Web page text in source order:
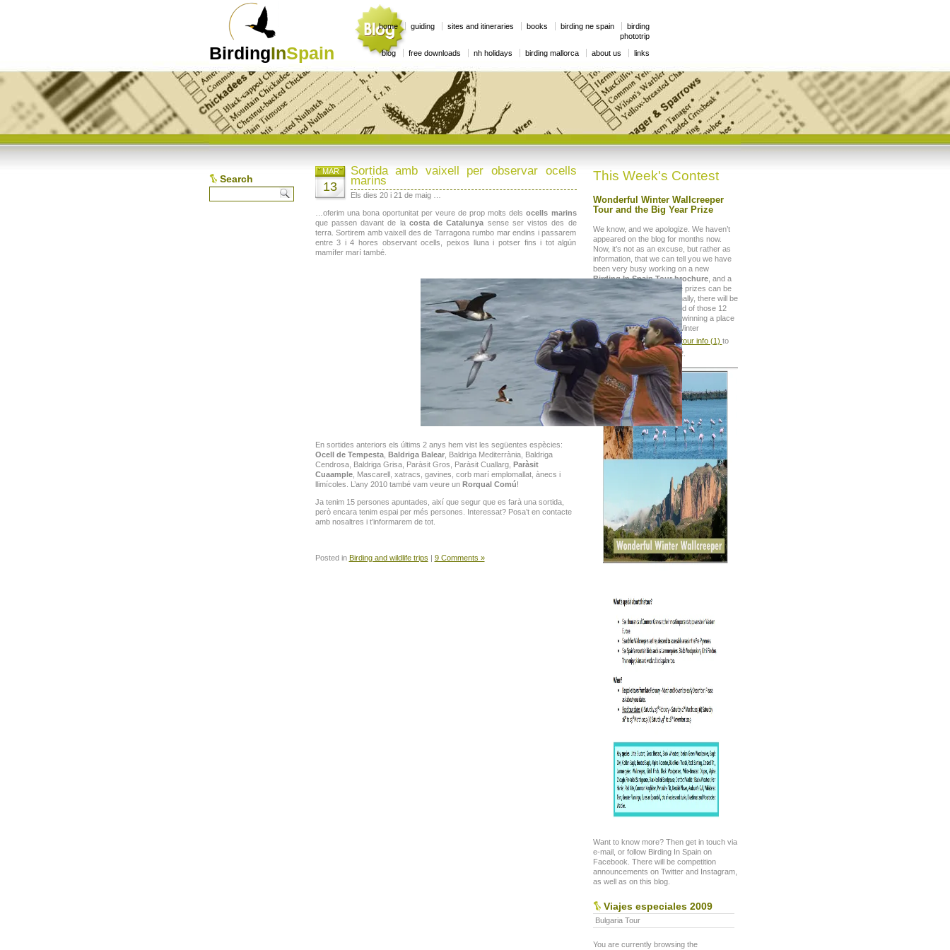
BirdingInSpain
home guiding sites and itineraries books birding ne spain
birding
phototrip
blog
free downloads nh holidays birding mallorca about us links
Search This Week's Contest
Wonderful Winter Wallcreeper
Tour and the Big Year Prize
We know, and we apologize. We haven’t
appeared on the blog for months now.
Now, it’s not as an excuse, but rather as
information, that we can tell you we have
been very busy working on a new
Birding In Spain Tour brochure, and a
great competition where prizes can be
won every month. Additionally, there will be
Big Year Prize
at the end of those 12
months, with the option of winning a place
on one of our Wonderful Winter
Tours
Winter wallcreeper tour info (1) to
take place in 2019 or 2012.
Want to know more? Then get in touch via
e-mail, or follow Birding In Spain on
Facebook. There will be competition
announcements on Twitter and Instagram,
as well as on this blog.
Viajes especiales 2009
Bulgaria Tour
You are currently browsing the
Sortida amb vaixell per observar ocells
marins
MAR
13
Els dies 20 i 21 de maig …
…oferim una bona oportunitat per veure de prop molts delsocells marins
que passen davant de la costa de Catalunya sense ser vistos des de
terra. Sortirem amb vaixell des de Tarragona rumbo mar endins i passarem
entre 3 i 4 hores observant ocells, peixos lluna i potser fins i tot algún
mamífer marí també.
En sortides anteriors els últims 2 anys hem vist les següentes espècies:
Ocell de Tempesta, Baldriga Balear, Baldriga Mediterrània, Baldriga
Cendrosa, Baldriga Grisa, Paràsit Gros, Paràsit Cuallarg, Paràsit
Cuaample, Mascarell, xatracs, gavines, corb marí emplomallat, ànecs i
llimícoles. L’any 2010 també vam veure un Rorqual Comú!
Ja tenim 15 persones apuntades, així que segur que es farà una sortida,
però encara tenim espai per més persones. Interessat? Posa’t en contacte
amb nosaltres i t’informarem de tot.
Posted in Birding and wildlife trips | 9 Comments »